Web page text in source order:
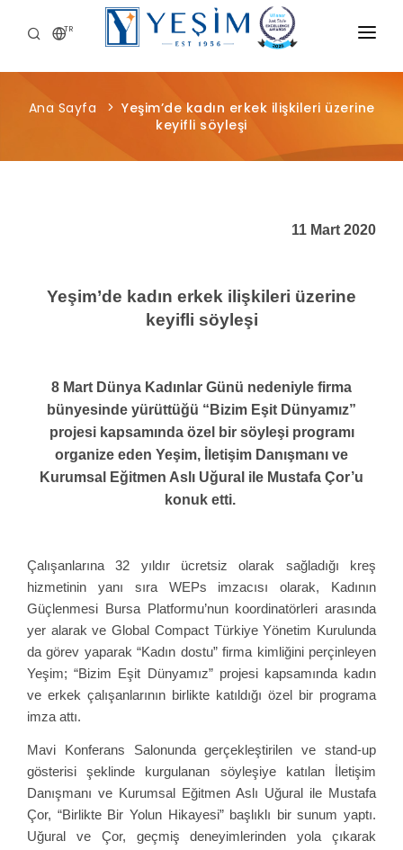
TR
KURUMSAL
ÜRÜNLERIMIZ
ÖNCE İNSAN
Ana Sayfa
Yeşim’de kadın erkek ilişkileri üzerine
keyifli söyleşi
11 Mart 2020
Yeşim’de kadın erkek ilişkileri üzerine
keyifli söyleşi
8 Mart Dünya Kadınlar Günü nedeniyle firma
bünyesinde yürüttüğü “Bizim Eşit Dünyamız”
projesi kapsamında özel bir söyleşi programı
organize eden Yeşim, İletişim Danışmanı ve
Kurumsal Eğitmen Aslı Uğural ile Mustafa Çor’u
konuk etti.
Çalışanlarına 32 yıldır ücretsiz olarak sağladığı kreş
hizmetinin yanı sıra WEPs imzacısı olarak, Kadının
Güçlenmesi Bursa Platformu’nun koordinatörleri arasında
yer alarak ve Global Compact Türkiye Yönetim Kurulunda
da görev yaparak “Kadın dostu” firma kimliğini perçinleyen
Yeşim; “Bizim Eşit Dünyamız” projesi kapsamında kadın
ve erkek çalışanlarının birlikte katıldığı özel bir programa
imza attı.
Mavi Konferans Salonunda gerçekleştirilen ve stand-up
gösterisi şeklinde kurgulanan söyleşiye katılan İletişim
Danışmanı ve Kurumsal Eğitmen Aslı Uğural ile Mustafa
Çor, “Birlikte Bir Yolun Hikayesi” başlıklı bir sunum yaptı.
Uğural ve Çor, geçmiş deneyimlerinden yola çıkarak